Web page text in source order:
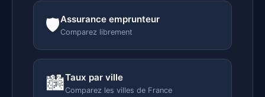
🛡️Assurance emprunteur
Comparez librement
🏙️Taux par ville
Comparez les villes de France